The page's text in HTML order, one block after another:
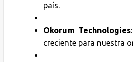
país.
Okorum Technologies
creciente para nuestra